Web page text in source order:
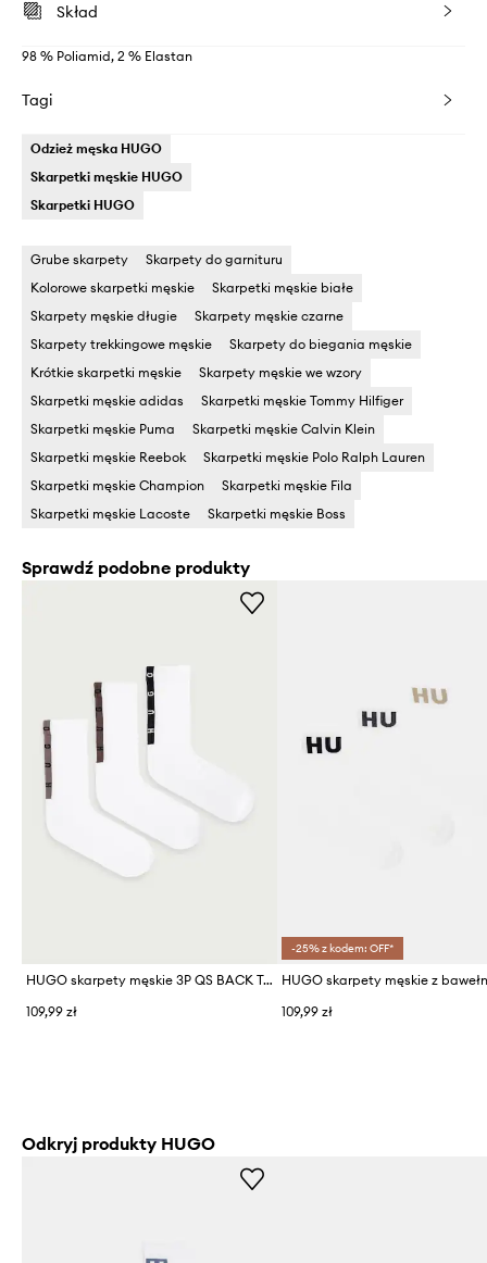
Skład
98 % Poliamid, 2 % Elastan
Tagi
Odzież męska HUGO
Skarpetki męskie HUGO
Skarpetki HUGO
Grube skarpety
Skarpety do garnituru
Kolorowe skarpetki męskie
Skarpetki męskie białe
Skarpety męskie długie
Skarpety męskie czarne
Skarpety trekkingowe męskie
Skarpety do biegania męskie
Krótkie skarpetki męskie
Skarpety męskie we wzory
Skarpetki męskie adidas
Skarpetki męskie Tommy Hilfiger
Skarpetki męskie Puma
Skarpetki męskie Calvin Klein
Skarpetki męskie Reebok
Skarpetki męskie Polo Ralph Lauren
Skarpetki męskie Champion
Skarpetki męskie Fila
Skarpetki męskie Lacoste
Skarpetki męskie Boss
Sprawdź podobne produkty
HUGO skarpety męskie 3P QS BACK TAPE CC 3-pack
109,99 zł
-25% z kodem: OFF*
109,99 zł
Odkryj produkty HUGO